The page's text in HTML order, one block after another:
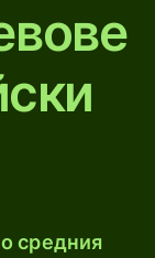
средния